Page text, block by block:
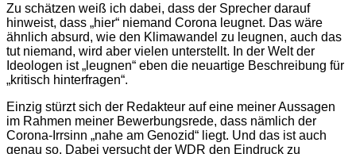
Zu schätzen weiß ich dabei, dass der Sprecher darauf
hinweist, dass „hier“ niemand Corona leugnet. Das wäre
ähnlich absurd, wie den Klimawandel zu leugnen, auch das
tut niemand, wird aber vielen unterstellt. In der Welt der
Ideologen ist „leugnen“ eben die neuartige Beschreibung für
„kritisch hinterfragen“.
Einzig stürzt sich der Redakteur auf eine meiner Aussagen
im Rahmen meiner Bewerbungsrede, dass nämlich der
Corona-Irrsinn „nahe am Genozid“ liegt. Und das ist auch
genau so. Dabei versucht der WDR den Eindruck zu